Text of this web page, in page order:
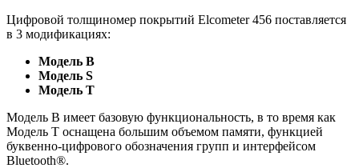
Цифровой толщиномер покрытий Elcometer 456 поставляется
в 3 модификациях:
Модель B
Модель S
Модель T
Модель B имеет базовую функциональность, в то время как
Модель T оснащена большим объемом памяти, функцией
буквенно-цифрового обозначения групп и интерфейсом
Bluetooth®.